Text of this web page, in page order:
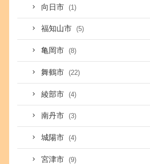
向日市 (1)
福知山市 (5)
亀岡市 (8)
舞鶴市 (22)
綾部市 (4)
南丹市 (3)
城陽市 (4)
宮津市 (9)